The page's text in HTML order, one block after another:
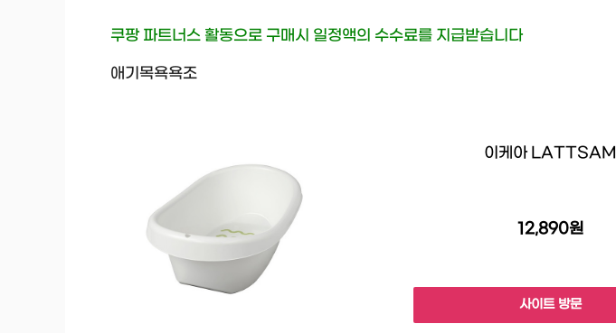
쿠팡 파트너스 활동으로 구매시 일정액의 수수료를 지급받습니다
애기목욕욕조
이케아 LATTSAM
12,890원
사이트 방문